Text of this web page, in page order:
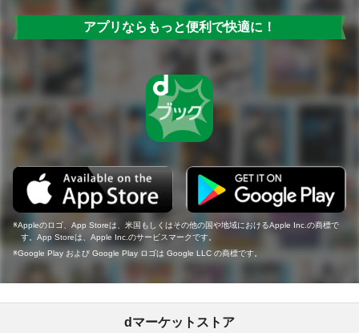
アプリならもっと便利で快適に！
Appleのロゴ、App Storeは、米国もしくはその他の国や地域におけるApple Inc.の商標で
す。App Storeは、Apple Inc.のサービスマークです。
Google Play および Google Play ロゴは Google LLC の商標です。
dマーケットストア